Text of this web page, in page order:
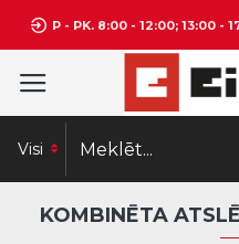
P - PK. 8:00 - 12:00; 13:00 -
Visi
KOMBINĒTA